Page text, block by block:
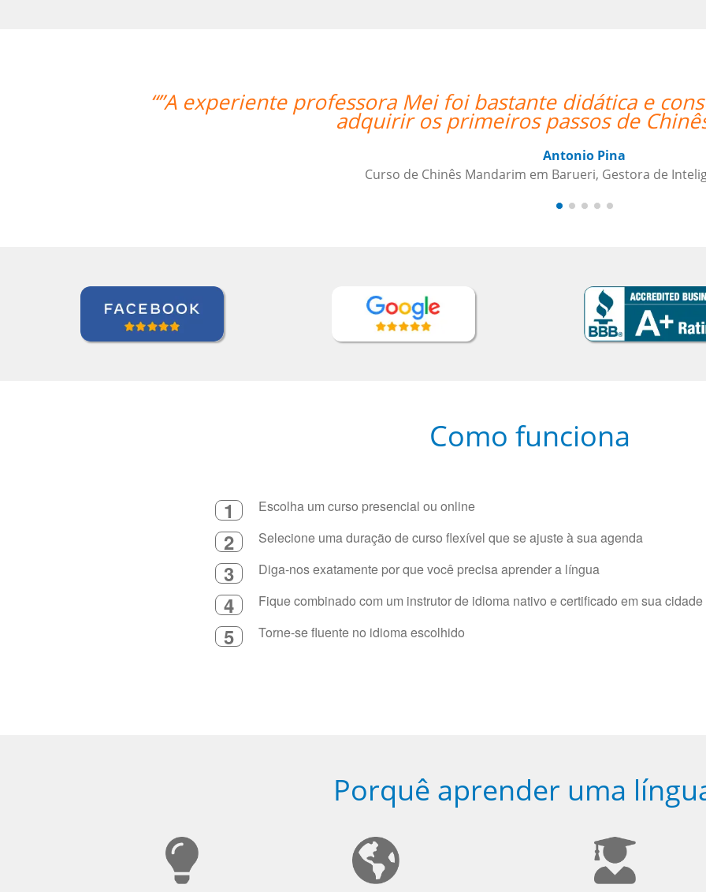
Mei foi bastante didática e conseguiu mesmo via Skype me fazer
os primeiros passos de Chinês Mandarim.””
de Chinês Mandarim em Barueri, Gestora de Inteligência de Crédito
Como funciona
1 Escolha um curso presencial ou online
2 Selecione uma duração de curso flexível que se ajuste à sua agenda
3 Diga-nos exatamente por que você precisa aprender a língua
4 Fique combinado com um instrutor de idioma nativo e certificado em sua
5 Torne-se fluente no idioma escolhido
Porquê aprender uma